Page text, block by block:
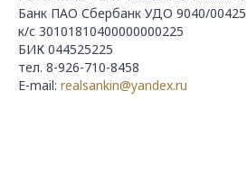
Банк ПАО Сбербанк УДО 9040/00425
к/с 30101810400000000225
БИК 044525225
тел. 8-926-710-8458
Е-mail: realsankin@yandex.ru